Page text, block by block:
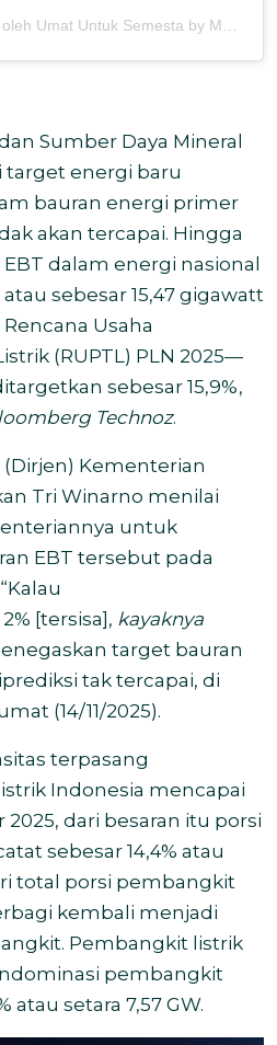
Sebuah kiriman dibagikan oleh Umat Untuk Semesta by MOSAIC (@umatuntuksemesta)
Sumber Daya Mineral
target energi baru
bauran energi primer
akan tercapai. Hingga
dalam energi nasional
sebesar 15,47 gigawatt
Usaha
(RUPTL) PLN 2025—
sebesar 15,9%,
Technoz.
Kementerian
Tri Winarno menilai
untuk
EBT tersebut pada
“Kalau
[tersisa], kayaknya
target bauran
tak tercapai, di
(14/11/2025).
terpasang
Indonesia mencapai
2025, dari besaran itu porsi
sebesar 14,4% atau
total porsi pembangkit
kembali menjadi
Pembangkit listrik
pembangkit
atau setara 7,57 GW.